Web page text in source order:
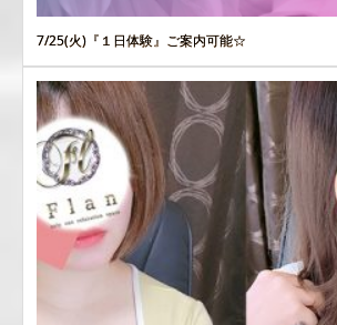
7/25(火)『１日体験』ご案内可能☆